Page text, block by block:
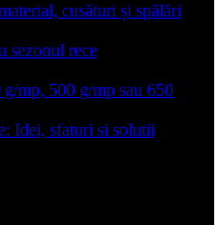
cusături și spălări
sezonul rece
mp, 500 g/mp sau 650
Idei, sfaturi si solutii